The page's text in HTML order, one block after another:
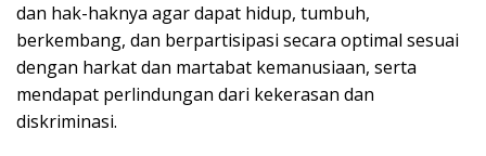
dan hak-haknya agar dapat hidup, tumbuh,
berkembang, dan berpartisipasi secara optimal sesuai
dengan harkat dan martabat kemanusiaan, serta
mendapat perlindungan dari kekerasan dan
diskriminasi.